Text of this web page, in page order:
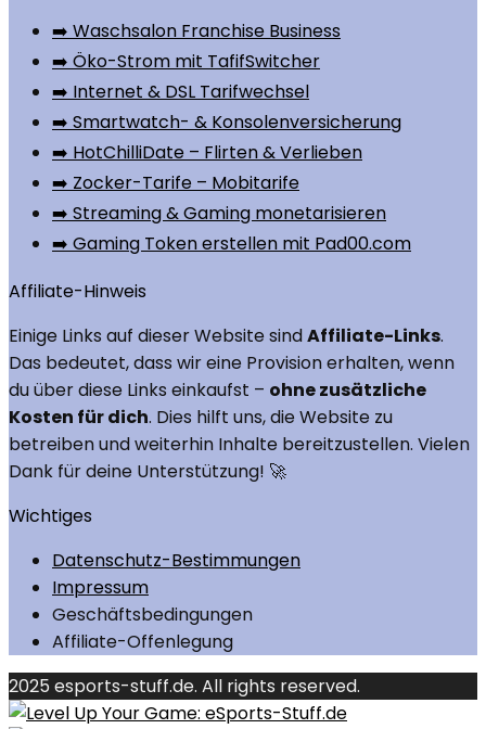
➡️ Waschsalon Franchise Business
➡️ Öko-Strom mit TafifSwitcher
➡️ Internet & DSL Tarifwechsel
➡️ Smartwatch- & Konsolenversicherung
➡️ HotChilliDate – Flirten & Verlieben
➡️ Zocker-Tarife – Mobitarife
➡️ Streaming & Gaming monetarisieren
➡️ Gaming Token erstellen mit Pad00.com
Affiliate-Hinweis
Einige Links auf dieser Website sindAffiliate-Links.
Das bedeutet, dass wir eine Provision erhalten, wenn
du über diese Links einkaufst – ohne zusätzliche
Kosten für dich. Dies hilft uns, die Website zu
betreiben und weiterhin Inhalte bereitzustellen. Vielen
Dank für deine Unterstützung! 🚀
Wichtiges
Datenschutz-Bestimmungen
Impressum
Geschäftsbedingungen
Affiliate-Offenlegung
2025 esports-stuff.de. All rights reserved.